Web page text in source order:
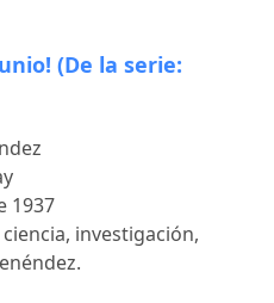
(De la serie:
1937
investigación,